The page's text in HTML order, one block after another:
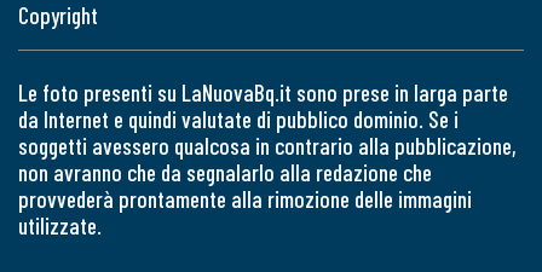
Copyright
Le foto presenti su LaNuovaBq.it sono prese in larga parte
da Internet e quindi valutate di pubblico dominio. Se i
soggetti avessero qualcosa in contrario alla pubblicazione,
non avranno che da segnalarlo alla redazione che
provvederà prontamente alla rimozione delle immagini
utilizzate.